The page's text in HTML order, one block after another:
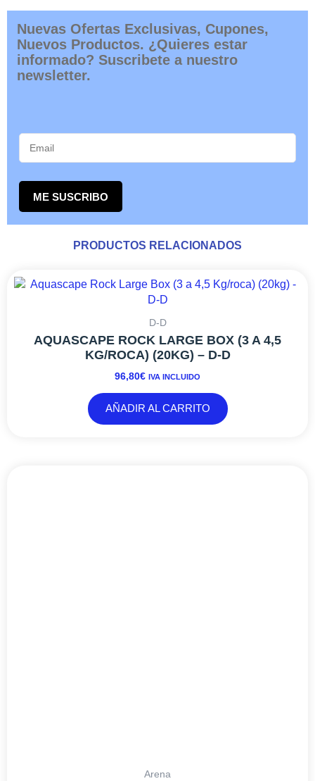
Nuevas Ofertas Exclusivas, Cupones,
Nuevos Productos. ¿Quieres estar
informado? Suscribete a nuestro
newsletter.
ME SUSCRIBO
PRODUCTOS RELACIONADOS
D-D
AQUASCAPE ROCK LARGE BOX (3 A 4,5
KG/ROCA) (20KG) – D-D
96,80€ IVA INCLUIDO
AÑADIR AL CARRITO
Arena